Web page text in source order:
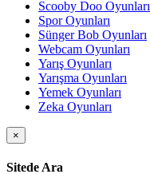
Scooby Doo Oyunları
Spor Oyunları
Sünger Bob Oyunları
Webcam Oyunları
Yarış Oyunları
Yarışma Oyunları
Yemek Oyunları
Zeka Oyunları
×
Sitede Ara